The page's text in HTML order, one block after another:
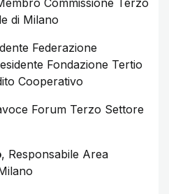
di Milano
Federazione
Fondazione Tertio
Cooperativo
Forum Terzo Settore
, Responsabile Area